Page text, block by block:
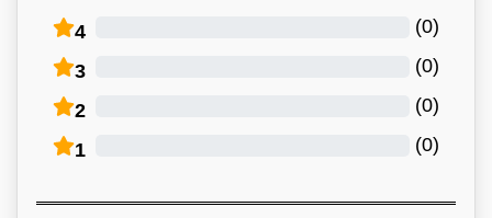
4
(
0
)
3 (
0
)
2 (
0
)
1 (
0
)